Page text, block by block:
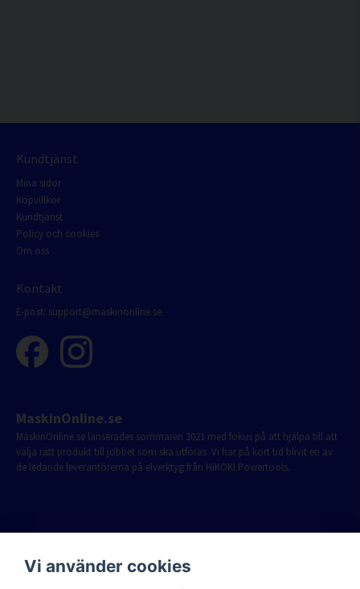
Kundtjänst
Mina sidor
Köpvillkor
Kundtjänst
Policy och cookies
Om oss
Kontakt
E-post: support@maskinonline.se
MaskinOnline.se
MaskinOnline.se lanserades sommaren 2021 med fokus på att hjälpa till att
välja rätt produkt till jobbet som ska utföras. Vi har på kort tid blivit en av
de ledande leverantörerna på elverktyg från HiKOKI Powertools.
Vi använder cookies